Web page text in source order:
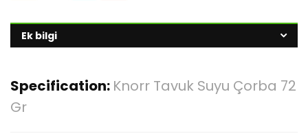
Ek bilgi
Specification: Knorr Tavuk Suyu Çorba 72
Gr